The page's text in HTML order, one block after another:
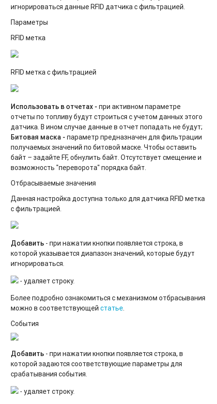
игнорироваться данные RFID датчика с фильтрацией.
Параметры
RFID метка
RFID метка с фильтрацией
Использовать в отчетах -при активном параметре
отчеты по топливу будут строиться с учетом данных этого
датчика. В ином случае данные в отчет попадать не будут;
Битовая маска - параметр предназначен для фильтрации
получаемых значений по битовой маске. Чтобы оставить
байт – задайте FF, обнулить байт. Отсутствует смещение и
возможность "переворота" порядка байт.
Отбрасываемые значения
Данная настройка доступна только для датчика RFID метка
с фильтрацией.
Добавить - при нажатии кнопки появляется строка, в
которой указывается диапазон значений, которые будут
игнорироваться.
- удаляет строку.
Более подробно ознакомиться с механизмом отбрасывания
можно в соответствующейстатье.
События
Добавить - при нажатии кнопки появляется строка, в
которой задаются соответствующие параметры для
срабатывания события.
- удаляет строку.